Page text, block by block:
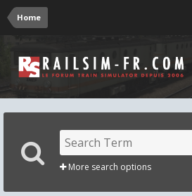
Home
More search options